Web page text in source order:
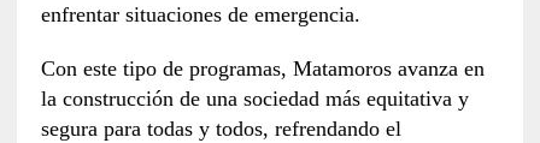
enfrentar situaciones de emergencia.
Con este tipo de programas, Matamoros avanza en
la construcción de una sociedad más equitativa y
segura para todas y todos, refrendando el